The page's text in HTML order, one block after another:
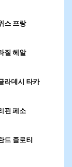
스 프랑
질 헤알
라데시 타카
핀 페소
즐로티